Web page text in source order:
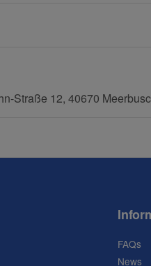
Straße 12, 40670
FAQs
News